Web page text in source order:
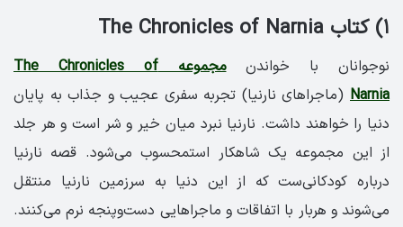
۱) کتاب The Chronicles of Narnia
نوجوانان با خواندن
مجموعه The Chronicles of
Narnia (ماجراهای نارنیا) تجربه سفری عجیب و جذاب به پایان
دنیا را خواهند داشت. نارنیا نبرد میان خیر و شر است و هر جلد
از این مجموعه یک شاهکار استمحسوب می‌شود. قصه نارنیا
درباره کودکانی‌ست که از این دنیا به سرزمین نارنیا منتقل
می‌شوند و هربار با اتفاقات و ماجراهایی دست‌وپنجه نرم می‌کنند.